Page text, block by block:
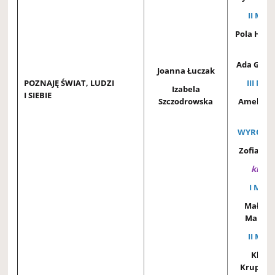
POZNAJĘ ŚWIAT, LUDZI
I SIEBIE
Joanna Łuczak
Izabela
Szczodrowska
II
Pola
Ada
III
Amelia
Zofia
klasy
I
II